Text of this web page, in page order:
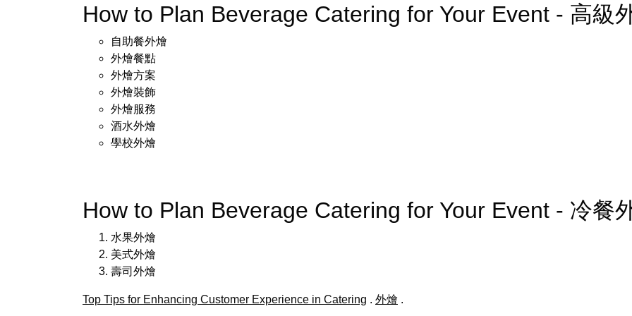
How to Plan Beverage Catering for Your Event - 高級
自助餐外燴
外燴餐點
外燴方案
外燴裝飾
外燴服務
酒水外燴
學校外燴
How to Plan Beverage Catering for Your Event - 冷餐
水果外燴
美式外燴
壽司外燴
Top Tips for Enhancing Customer Experience in Catering . 外燴 .